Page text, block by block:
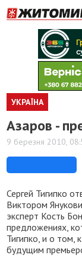
УКРАЇНА
Азаров -
9 березня 2010,
Сергей Тигипко
Виктором
эксперт Кость
предложениях,
Тигипко, и о том,
будущим